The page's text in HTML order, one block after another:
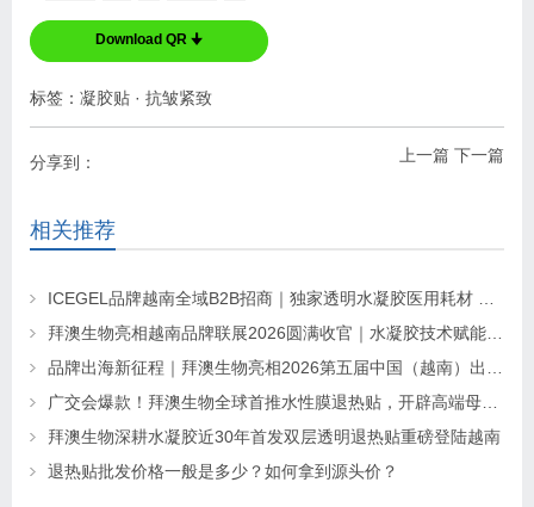
Download QR 🠋
标签： 凝胶贴 · 抗皱紧致
上一篇 下一篇
分享到：
相关推荐
拜澳生物深耕水凝胶近30年首发双层透明退热贴重磅登陆越南
退热贴批发价格一般是多少？如何拿到源头价？